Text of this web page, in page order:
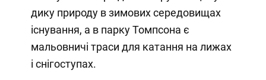
дику природу в зимових середовищах
існування, а в парку Томпсона є
мальовничі траси для катання на лижах
і снігоступах.